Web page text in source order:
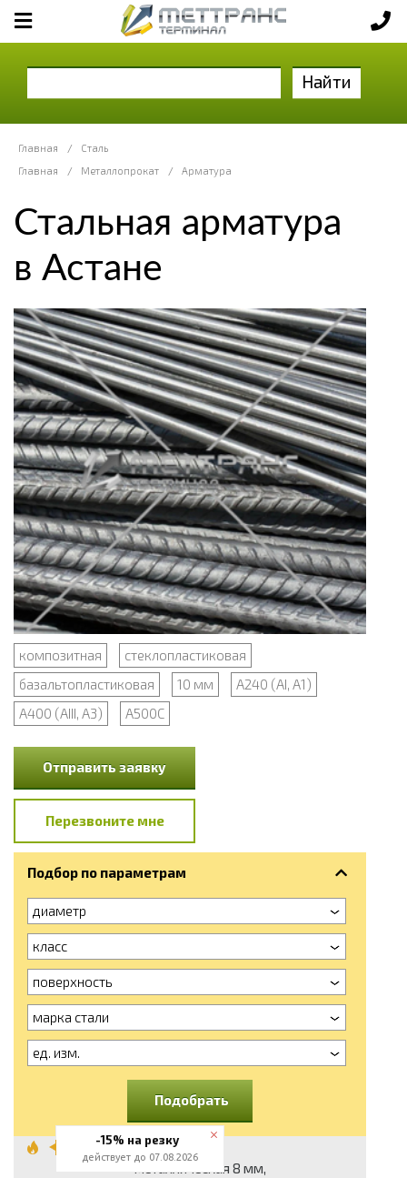
Найти
Главная /
Сталь
Главная
/ Металлопрокат / Арматура
Стальная арматура
в Астане
композитная
стеклопластиковая
базальтопластиковая
10 мм
А240 (АI, А1)
А400 (АIII, А3)
А500С
Отправить заявку
Перезвоните мне
Подбор по параметрам
диаметр
класс
поверхность
марка стали
ед. изм.
Подобрать
Арматура
металлическая 8 мм,
-15% на резку
действует до 07.08.2026